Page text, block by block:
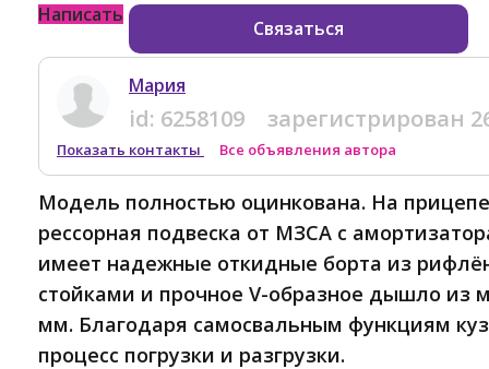
Написать
Связаться
Мария
id: 6258109 зарегистрирован
Показать контакты Все объявления автора
Модель полностью оцинкована. На
рессорная подвеска от МЗСА с
имеет надежные откидные борта из
стойками и прочное V-образное дышло из
мм. Благодаря самосвальным функциям
процесс погрузки и разгрузки.